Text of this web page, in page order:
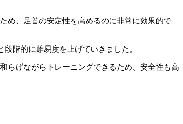
め、足首の安定性を高めるのに非常に効果的で
階的に難易度を上げていきました。
らげながらトレーニングできるため、安全性も高